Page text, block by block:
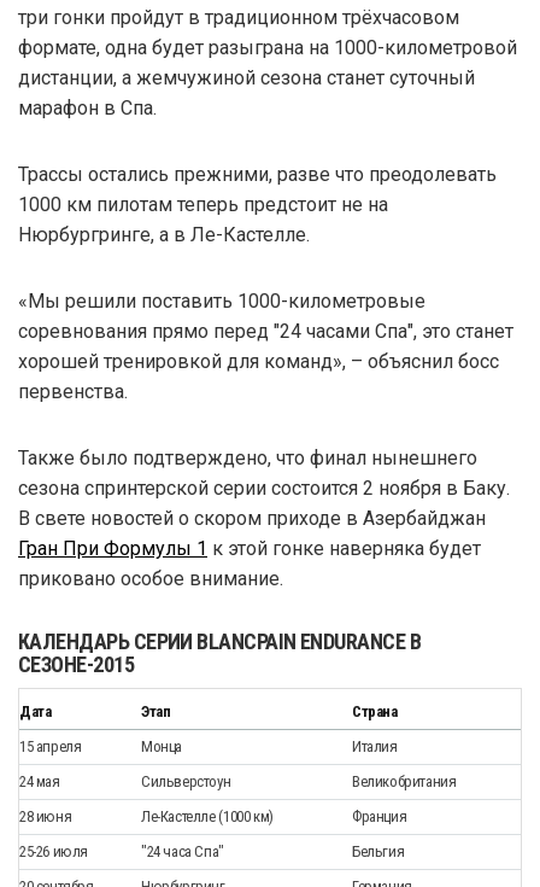
три гонки пройдут в традиционном трёхчасовом
формате, одна будет разыграна на 1000-километровой
дистанции, а жемчужиной сезона станет суточный
марафон в Спа.
Трассы остались прежними, разве что преодолевать
1000 км пилотам теперь предстоит не на
Нюрбургринге, а в Ле-Кастелле.
«Мы решили поставить 1000-километровые
соревнования прямо перед "24 часами Спа", это станет
хорошей тренировкой для команд», – объяснил босс
первенства.
Также было подтверждено, что финал нынешнего
сезона спринтерской серии состоится 2 ноября в Баку.
В свете новостей о скором приходе в Азербайджан
Гран При Формулы 1 к этой гонке наверняка будет
приковано особое внимание.
КАЛЕНДАРЬ СЕРИИ BLANCPAIN ENDURANCE В
СЕЗОНЕ-2015
Дата Этап
Страна
15 апреля
Монца
Италия
24 мая
Сильверстоун
Великобритания
28 июня
Ле-Кастелле (1000 км)
Франция
25-26 июля
"24 часа Спа"
Бельгия